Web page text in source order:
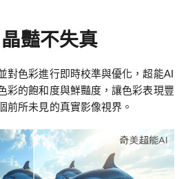
豔不失真
對色彩進行即時校準與優化，超能AI
彩的飽和度與鮮豔度，讓色彩表現豐
前所未見的真實影像視界。